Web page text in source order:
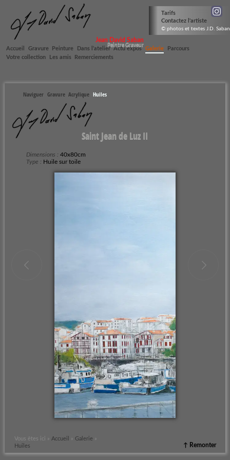
Jean David Saban
Peintre Graveur
Accueil Gravure Peinture Dans l’atelier Actu expos Galerie
Parcours
Votre collection
Les amis Remerciements
Tarifs
Contactez l'artiste
© photos et textes J.D. Saban
Vous êtes ici » Accueil » Galerie »
Huiles
Naviguer Gravure Acrylique Huiles
Saint Jean de Luz II
Dimensions : 40x80cm
Type : Huile sur toile
↑ Remonter